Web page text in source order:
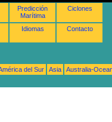
Predicción
Marítima
Ciclones
Idiomas Contacto
del Sur Asia
Australia-